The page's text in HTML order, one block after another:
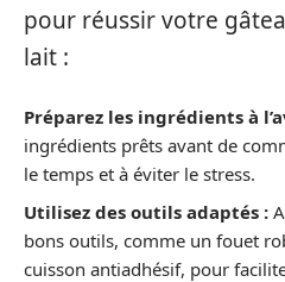
pour réussir votre
lait :
Préparez les ingrédients à
ingrédients prêts avant de
le temps et à éviter le stress.
Utilisez des outils adaptés :
bons outils, comme un fouet
cuisson antiadhésif, pour